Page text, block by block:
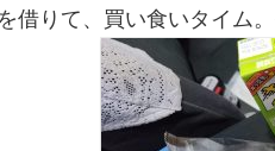
借りて、買い食いタイム